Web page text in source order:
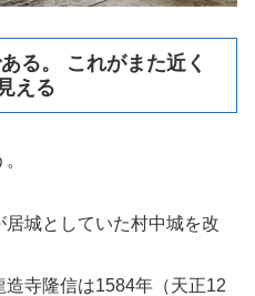
る。 これがまた近く
える
城としていた村中城を改
寺隆信は1584年（天正12